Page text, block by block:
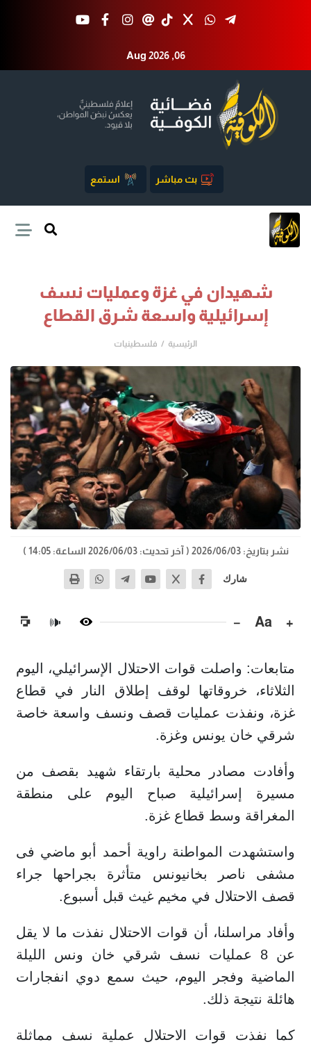
Aug 2026 ,06
بث مباشر استمع
شهيدان في غزة وعمليات نسف
إسرائيلية واسعة شرق القطاع
الرئيسية فلسطينيات
نشر بتاريخ: 2026/06/03 ( آخر تحديث: 2026/06/03 الساعة: 14:05 )
شارك
+
Aa
−
🔊
متابعات: واصلت قوات الاحتلال الإسرائيلي، اليوم
الثلاثاء، خروقاتها لوقف إطلاق النار في قطاع
غزة، ونفذت عمليات قصف ونسف واسعة خاصة
شرقي خان يونس وغزة.
وأفادت مصادر محلية بارتقاء شهيد بقصف من
مسيرة إسرائيلية صباح اليوم على منطقة
المغراقة وسط قطاع غزة.
واستشهدت المواطنة راوية أحمد أبو ماضي فى
مشفى ناصر بخانيونس متأثرة بجراحها جراء
قصف الاحتلال في مخيم غيث قبل أسبوع.
وأفاد مراسلنا، أن قوات الاحتلال نفذت ما لا يقل
عن 8 عمليات نسف شرقي خان ونس الليلة
الماضية وفجر اليوم، حيث سمع دوي انفجارات
هائلة نتيجة ذلك.
كما نفذت قوات الاحتلال عملية نسف مماثلة